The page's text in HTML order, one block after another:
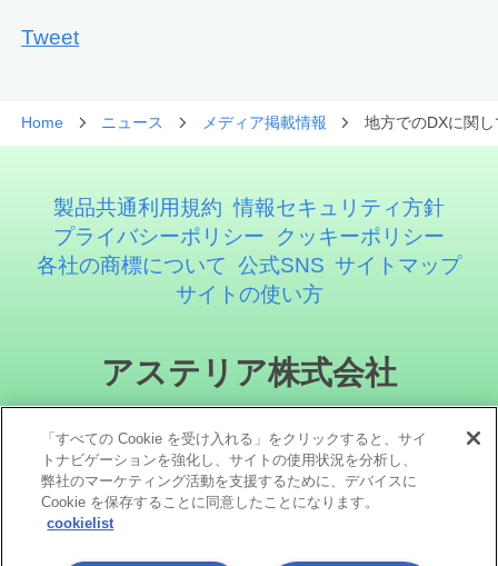
Tweet
Home ニュース メディア掲載情報 地方でのDXに関
製品共通利用規約 情報セキュリティ方針
プライバシーポリシー
クッキーポリシー
各社の商標について 公式SNS サイトマップ
サイトの使い方
アステリア株式会社
「すべての Cookie を受け入れる」をクリックすると、サイ
トナビゲーションを強化し、サイトの使用状況を分析し、
弊社のマーケティング活動を支援するために、デバイスに
Cookie を保存することに同意したことになります。
cookielist